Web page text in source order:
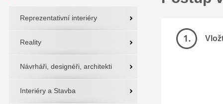
Reprezentativní interiéry
Reality
Návrháři, designéři, architekti
Interiéry a Stavba